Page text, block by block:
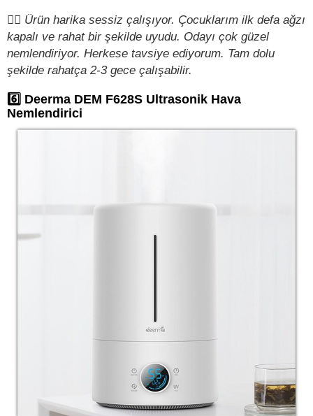
✍🏻 Ürün harika sessiz çalışıyor. Çocuklarım ilk defa ağzı
kapalı ve rahat bir şekilde uyudu. Odayı çok güzel
nemlendiriyor. Herkese tavsiye ediyorum. Tam dolu
şekilde rahatça 2-3 gece çalışabilir.
6️⃣ Deerma DEM F628S Ultrasonik Hava
Nemlendirici